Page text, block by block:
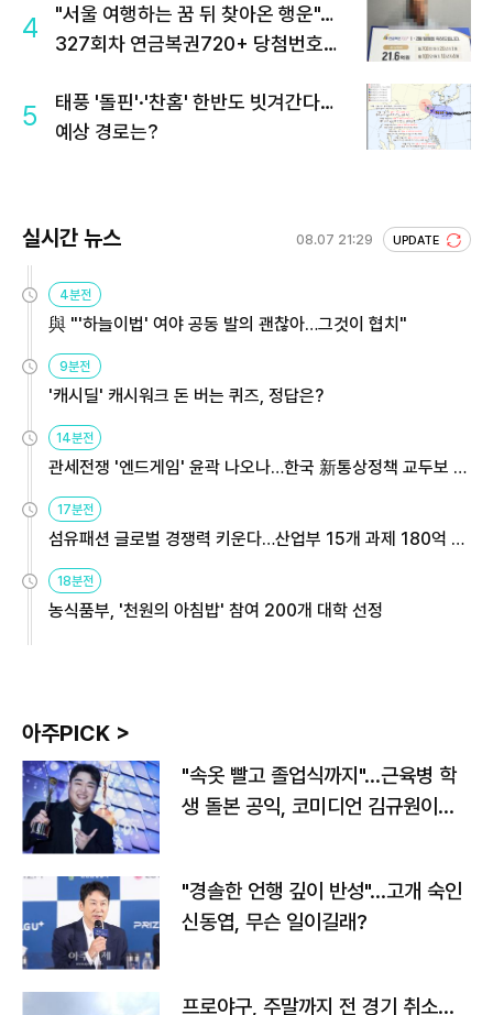
4
"서울 여행하는 꿈 뒤 찾아온 행운"…
327회차 연금복권720+ 당첨번호조
5
태풍 '돌핀'·'찬홈' 한반도 빗겨간다…
예상 경로는?
실시간 뉴스 08.07 21:29 UPDATE
4분전
與 "'하늘이법' 여야 공동 발의 괜찮아…그것이 협치"
9분전
'캐시딜' 캐시워크 돈 버는 퀴즈, 정답은?
14분전
관세전쟁 '엔드게임' 윤곽 나오나…한국 新통상정책 교두보 활
17분전
섬유패션 글로벌 경쟁력 키운다…산업부 15개 과제 180억 지
18분전
농식품부, '천원의 아침밥' 참여 200개 대학 선정
아주PICK >
"속옷 빨고 졸업식까지"…근육병 학
생 돌본 공익, 코미디언 김규원이었
"경솔한 언행 깊이 반성"…고개 숙인
신동엽, 무슨 일이길래?
프로야구, 주말까지 전 경기 취소…